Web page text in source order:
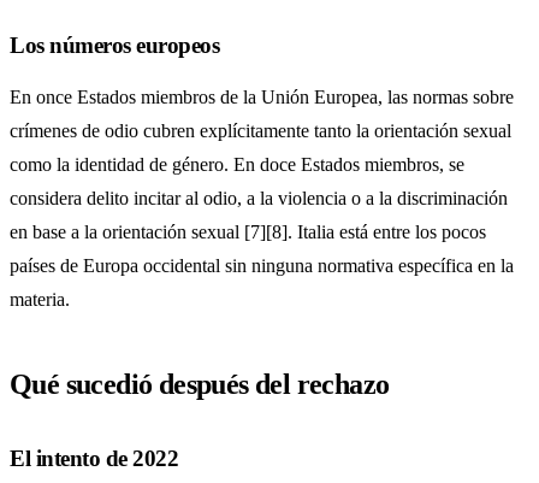
Los números europeos
En once Estados miembros de la Unión Europea, las normas sobre
crímenes de odio cubren explícitamente tanto la orientación sexual
como la identidad de género. En doce Estados miembros, se
considera delito incitar al odio, a la violencia o a la discriminación
en base a la orientación sexual [7][8]. Italia está entre los pocos
países de Europa occidental sin ninguna normativa específica en la
materia.
Qué sucedió después del rechazo
El intento de 2022